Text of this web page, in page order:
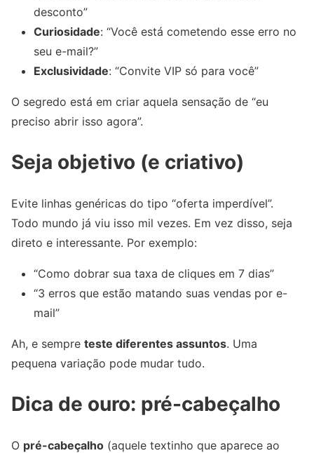
desconto”
Curiosidade: “Você está cometendo esse erro no
seu e-mail?”
Exclusividade: “Convite VIP só para você”
O segredo está em criar aquela sensação de “eu
preciso abrir isso agora”.
Seja objetivo (e criativo)
Evite linhas genéricas do tipo “oferta imperdível”.
Todo mundo já viu isso mil vezes. Em vez disso, seja
direto e interessante. Por exemplo:
“Como dobrar sua taxa de cliques em 7 dias”
“3 erros que estão matando suas vendas por e-
mail”
Ah, e sempre teste diferentes assuntos. Uma
pequena variação pode mudar tudo.
Dica de ouro: pré-cabeçalho
O pré-cabeçalho (aquele textinho que aparece ao